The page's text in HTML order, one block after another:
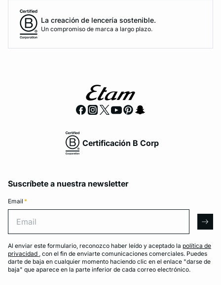
La creación de lencería sostenible.
Un compromiso de marca a largo plazo.
Certificación B Corp
Suscríbete a nuestra newsletter
Email *
Al enviar este formulario, reconozco haber leído y aceptado la política de
privacidad , con el fin de enviarte comunicaciones comerciales. Puedes
darte de baja en cualquier momento haciendo clic en el enlace "darse de
baja" que aparece en la parte inferior de cada correo electrónico.